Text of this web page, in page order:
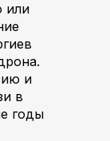
или
и
в
годы